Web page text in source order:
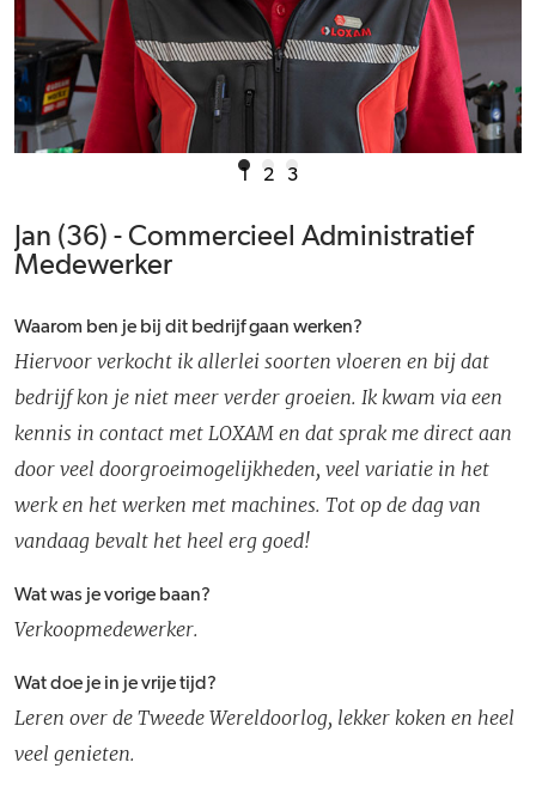
1 2 3
Jan (36) - Commercieel Administratief
Medewerker
Waarom ben je bij dit bedrijf gaan werken?
Hiervoor verkocht ik allerlei soorten vloeren en bij dat
bedrijf kon je niet meer verder groeien. Ik kwam via een
kennis in contact met LOXAM en dat sprak me direct aan
door veel doorgroeimogelijkheden, veel variatie in het
werk en het werken met machines. Tot op de dag van
vandaag bevalt het heel erg goed!
Wat was je vorige baan?
Verkoopmedewerker.
Wat doe je in je vrije tijd?
Leren over de Tweede Wereldoorlog, lekker koken en heel
veel genieten.